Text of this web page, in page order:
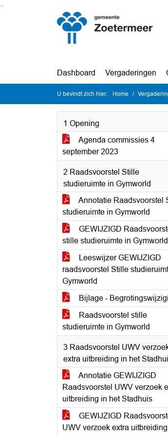
Ga naar de inhoud van deze pagina
Ga naar het zoeken
Ga naar het menu
Dashboard Vergaderingen
U bevindt zich hier: Home
1 Opening
Agenda commissies 4
september 2023
2 Raadsvoorstel Stille
studieruimte in Gymworld
Annotatie Raadsvoorstel
studieruimte in Gymworld
GEWIJZIGD
stille studieruimte in Gymworld
Leeswijzer GEWIJZIGD
raadsvoorstel Stille
Gymworld
Bijlage -
Raadsvoorstel stille
studieruimte in Gymworld
3 Raadsvoorstel UWV
extra uitbreiding in het
Annotatie GEWIJZIGD
Raadsvoorstel UWV verzoek
uitbreiding in het Stadhuis
GEWIJZIGD
UWV verzoek extra